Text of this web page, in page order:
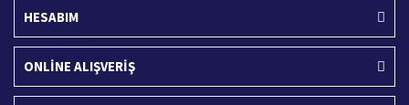
HESABIM
ONLİNE ALIŞVERİŞ